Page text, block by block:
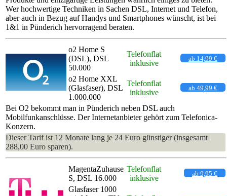
Wer hochwertige Techniken in Sachen DSL, Internet und Telefon,
aber auch in Bezug auf Handys und Smartphones wünscht, ist bei
1&1 in Pünderich hervorragend beraten.
o2 Home S
(DSL), DSL
50.000
Telefonflat
inklusive
ab 14,99 €
o2 Home XXL
(Glasfaser), DSL
1.000.000
Telefonflat
inklusive
ab 49,99 €
Bei O2 bekommt man in Pünderich neben DSL auch
Mobilfunkanschlüsse. Der Internetanbieter gehört zum Telefonica-
Konzern.
Dieser Tarif ist 12 Monate lang je 24 Euro günstiger (insgesamt
288,00 Euro sparen).
MagentaZuhause
S, DSL 16.000
Telefonflat
inklusive
ab 9,95 €
Glasfaser 1000